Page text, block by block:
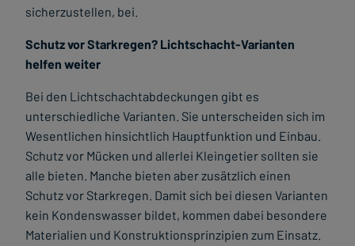
sicherzustellen, bei.
Schutz vor Starkregen? Lichtschacht-Varianten
helfen weiter
Bei den Lichtschachtabdeckungen gibt es
unterschiedliche Varianten. Sie unterscheiden sich im
Wesentlichen hinsichtlich Hauptfunktion und Einbau.
Schutz vor Mücken und allerlei Kleingetier sollten sie
alle bieten. Manche bieten aber zusätzlich einen
Schutz vor Starkregen. Damit sich bei diesen Varianten
kein Kondenswasser bildet, kommen dabei besondere
Materialien und Konstruktionsprinzipien zum Einsatz.